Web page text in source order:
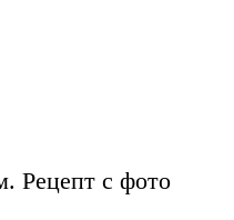
Рецепт с фото